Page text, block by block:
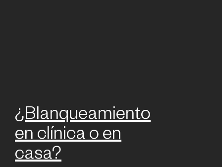
¿Blanqueamiento
en clínica o en
casa?